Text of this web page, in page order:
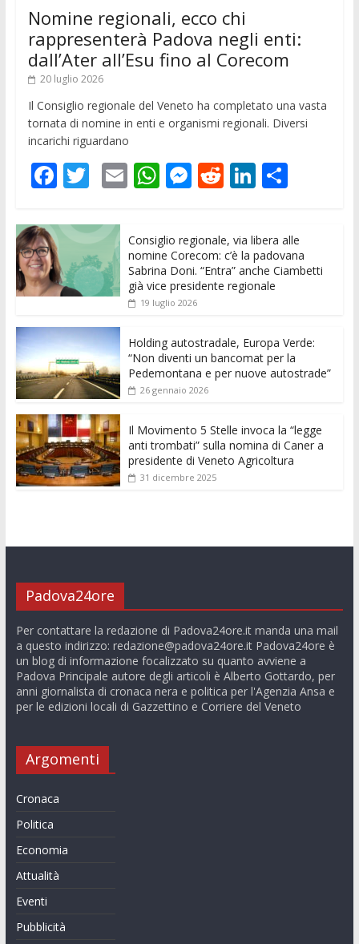
Nomine regionali, ecco chi
rappresenterà Padova negli enti:
dall’Ater all’Esu fino al Corecom
20 luglio 2026
Il Consiglio regionale del Veneto ha completato una vasta
tornata di nomine in enti e organismi regionali. Diversi
incarichi riguardano
F
e
b
o
o
k
T
itt
er
E
l
W
at
s
A
p
M
e
n
g
R
di
t
Li
k
e
dI
C
n
di
vi
Consiglio regionale, via libera alle
nomine Corecom: c’è la padovana
Sabrina Doni. “Entra” anche Ciambetti
già vice presidente regionale
19 luglio 2026
Holding autostradale, Europa Verde:
“Non diventi un bancomat per la
Pedemontana e per nuove autostrade”
26 gennaio 2026
Il Movimento 5 Stelle invoca la “legge
anti trombati” sulla nomina di Caner a
presidente di Veneto Agricoltura
31 dicembre 2025
Padova24ore
Per contattare la redazione di Padova24ore.it manda una mail
a questo indirizzo: redazione@padova24ore.itPadova24ore è
un blog di informazione focalizzato su quanto avviene a
Padova Principale autore degli articoli è Alberto Gottardo, per
anni giornalista di cronaca nera e politica per l'Agenzia Ansa e
per le edizioni locali di Gazzettino e Corriere del Veneto
Argomenti
Cronaca
Politica
Economia
Attualità
Eventi
Pubblicità